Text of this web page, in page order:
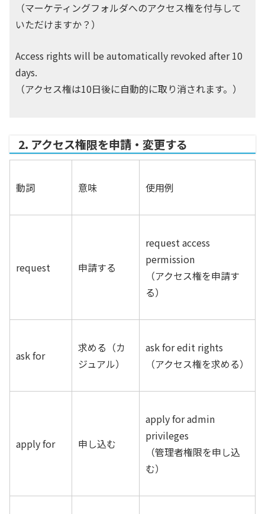
（マーケティングフォルダへのアクセス権を付与して
いただけますか？）
Access rights will be automatically revoked after 10
days.
（アクセス権は10日後に自動的に取り消されます。）
2. アクセス権限を申請・変更する
動詞 意味 使用例
request 申請する
request access
permission
（アクセス権を申請す
る）
ask for
求める（カ
ジュアル）
ask for edit rights
（アクセス権を求める）
apply for 申し込む
apply for admin
privileges
（管理者権限を申し込
む）